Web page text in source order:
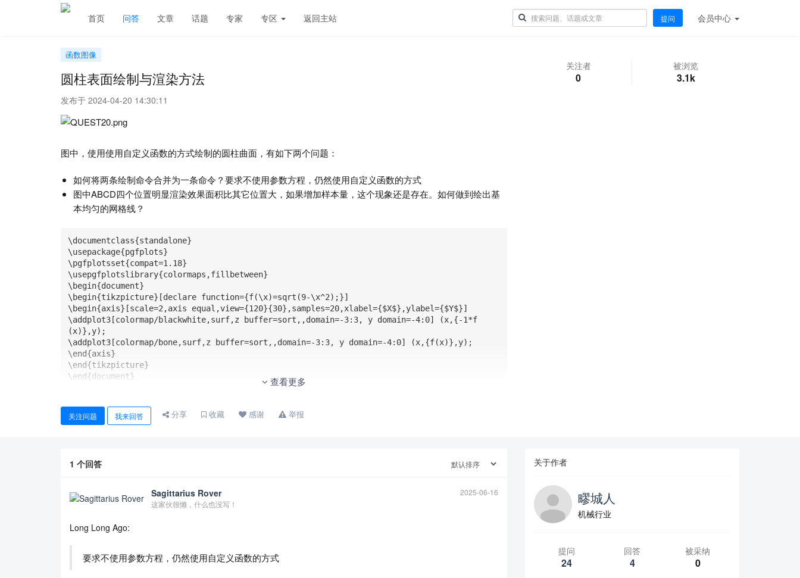
首页 问答 文章 话题 专家 专区 返回主站 提问 会员中心
函数图像
圆柱表面绘制与渲染方法
发布于 2024-04-20 14:30:11
图中，使用使用自定义函数的方式绘制的圆柱曲面，有如下两个问题：
如何将两条绘制命令合并为一条命令？要求不使用参数方程，仍然使用自定义函数的方式
图中ABCD四个位置明显渲染效果面积比其它位置大，如果增加样本量，这个现象还是存在。如何做到绘出基
本均匀的网格线？
\documentclass{standalone}
\usepackage{pgfplots}
\pgfplotsset{compat=1.18}
\usepgfplotslibrary{colormaps,fillbetween}
\begin{document}
\begin{tikzpicture}[declare function={f(\x)=sqrt(9-\x^2);}]
\begin{axis}[scale=2,axis equal,view={120}{30},samples=20,xlabel={$X$},ylabel={$Y$}]
\addplot3[colormap/blackwhite,surf,z buffer=sort,,domain=-3:3, y domain=-4:0] (x,{-1*f
(x)},y);
\addplot3[colormap/bone,surf,z buffer=sort,,domain=-3:3, y domain=-4:0] (x,{f(x)},y);
\end{axis}
\end{tikzpicture}
\end{document}
查看更多
关注者
0
被浏览
3.1k
关注问题 我来回答 分享 收藏 感谢 举报
1 个回答
Sagittarius Rover
2025-06-16
这家伙很懒，什么也没写！
Long Long Ago:
要求不使用参数方程，仍然使用自定义函数的方式
关于作者
疁城人
机械行业
提问
24
回答
4
被采纳
0